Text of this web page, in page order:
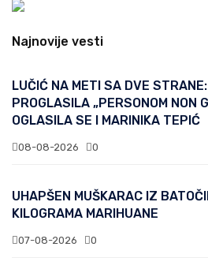
Najnovije vesti
LUČIĆ NA METI SA DVE
PROGLASILA „PERSONOM NON
OGLASILA SE I MARINIKA TEPIĆ
08-08-2026 0
UHAPŠEN MUŠKARAC IZ
KILOGRAMA MARIHUANE
07-08-2026 0